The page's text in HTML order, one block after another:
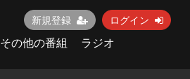
新規登録 ログイン
その他の番組
ラジオ